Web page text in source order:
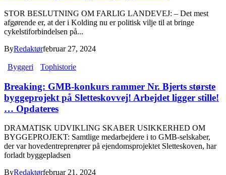
STOR BESLUTNING OM FARLIG LANDEVEJ: – Det mest
afgørende er, at der i Kolding nu er politisk vilje til at bringe
cykelstiforbindelsen på...
ByRedaktørfebruar 27, 2024
Byggeri Tophistorie
Breaking: GMB-konkurs rammer Nr. Bjerts største
byggeprojekt på Sletteskovvej! Arbejdet ligger stille!
… Opdateres
DRAMATISK UDVIKLING SKABER USIKKERHED OM
BYGGEPROJEKT: Samtlige medarbejdere i to GMB-selskaber,
der var hovedentreprenører på ejendomsprojektet Sletteskoven, har
forladt byggepladsen
ByRedaktørfebruar 21, 2024